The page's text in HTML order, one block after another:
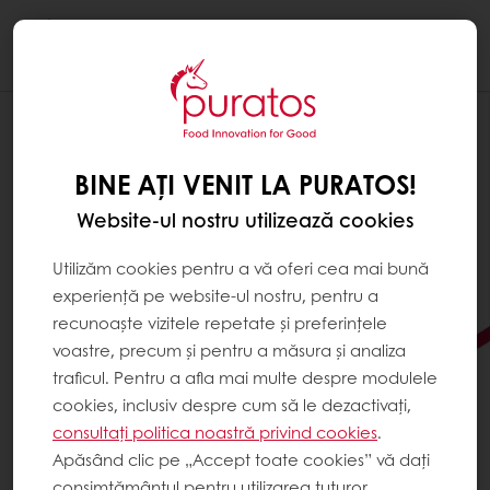
CAUȚI MODALITĂȚI DE A
BINE AȚI VENIT LA PURATOS!
Website-ul nostru utilizează cookies
Utilizăm cookies pentru a vă oferi cea mai bună
experiență pe website-ul nostru, pentru a
recunoaște vizitele repetate și preferințele
voastre, precum și pentru a măsura și analiza
traficul. Pentru a afla mai multe despre modulele
cookies, inclusiv despre cum să le dezactivați,
consultați politica noastră privind cookies.
Apăsând clic pe „Accept toate cookies” vă dați